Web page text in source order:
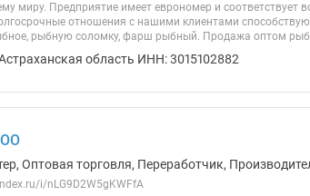
миру. Предприятие имеет еврономер и
отношения с нашими клиентами
рыбную соломку, фарш рыбный. Продажа оптом
область ИНН: 3015102882
Оптовая торговля, Переработчик,
i/nLG9D2W5gKWFfA